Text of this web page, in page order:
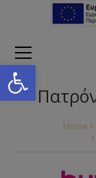
Open toolbar
Home